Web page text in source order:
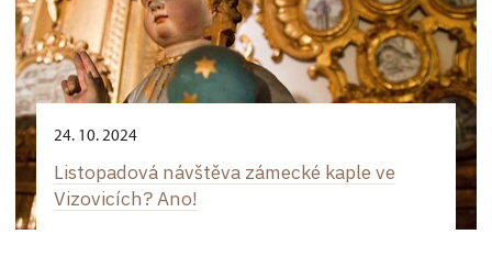
24. 10. 2024
Listopadová návštěva zámecké kaple ve
Vizovicích? Ano!